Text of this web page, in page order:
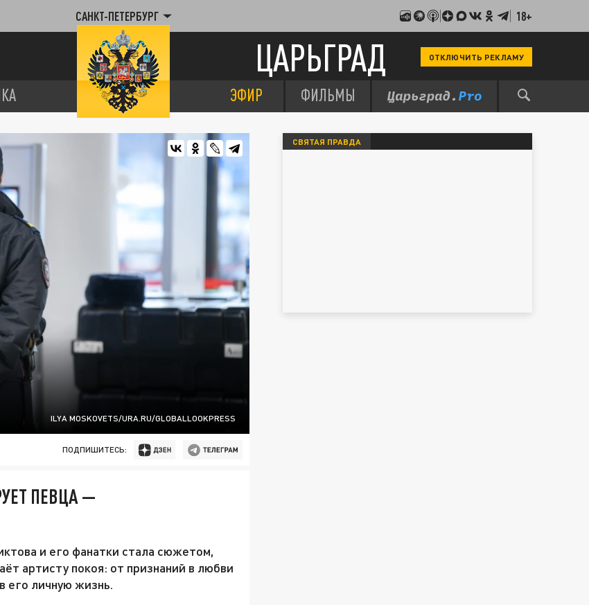
САНКТ-ПЕТЕРБУРГ 18+
ЦАРЬГРАД ОТКЛЮЧИТЬ РЕКЛАМУ
ЭФИР ФИЛЬМЫ
ILYA MOSKOVETS/URA.RU/GLOBALLOOKPRESS
ПОДПИШИТЕСЬ:
ПЕВЦА —
и его фанатки стала сюжетом,
артисту покоя: от признаний в любви
его личную жизнь.
СВЯТАЯ ПРАВДА